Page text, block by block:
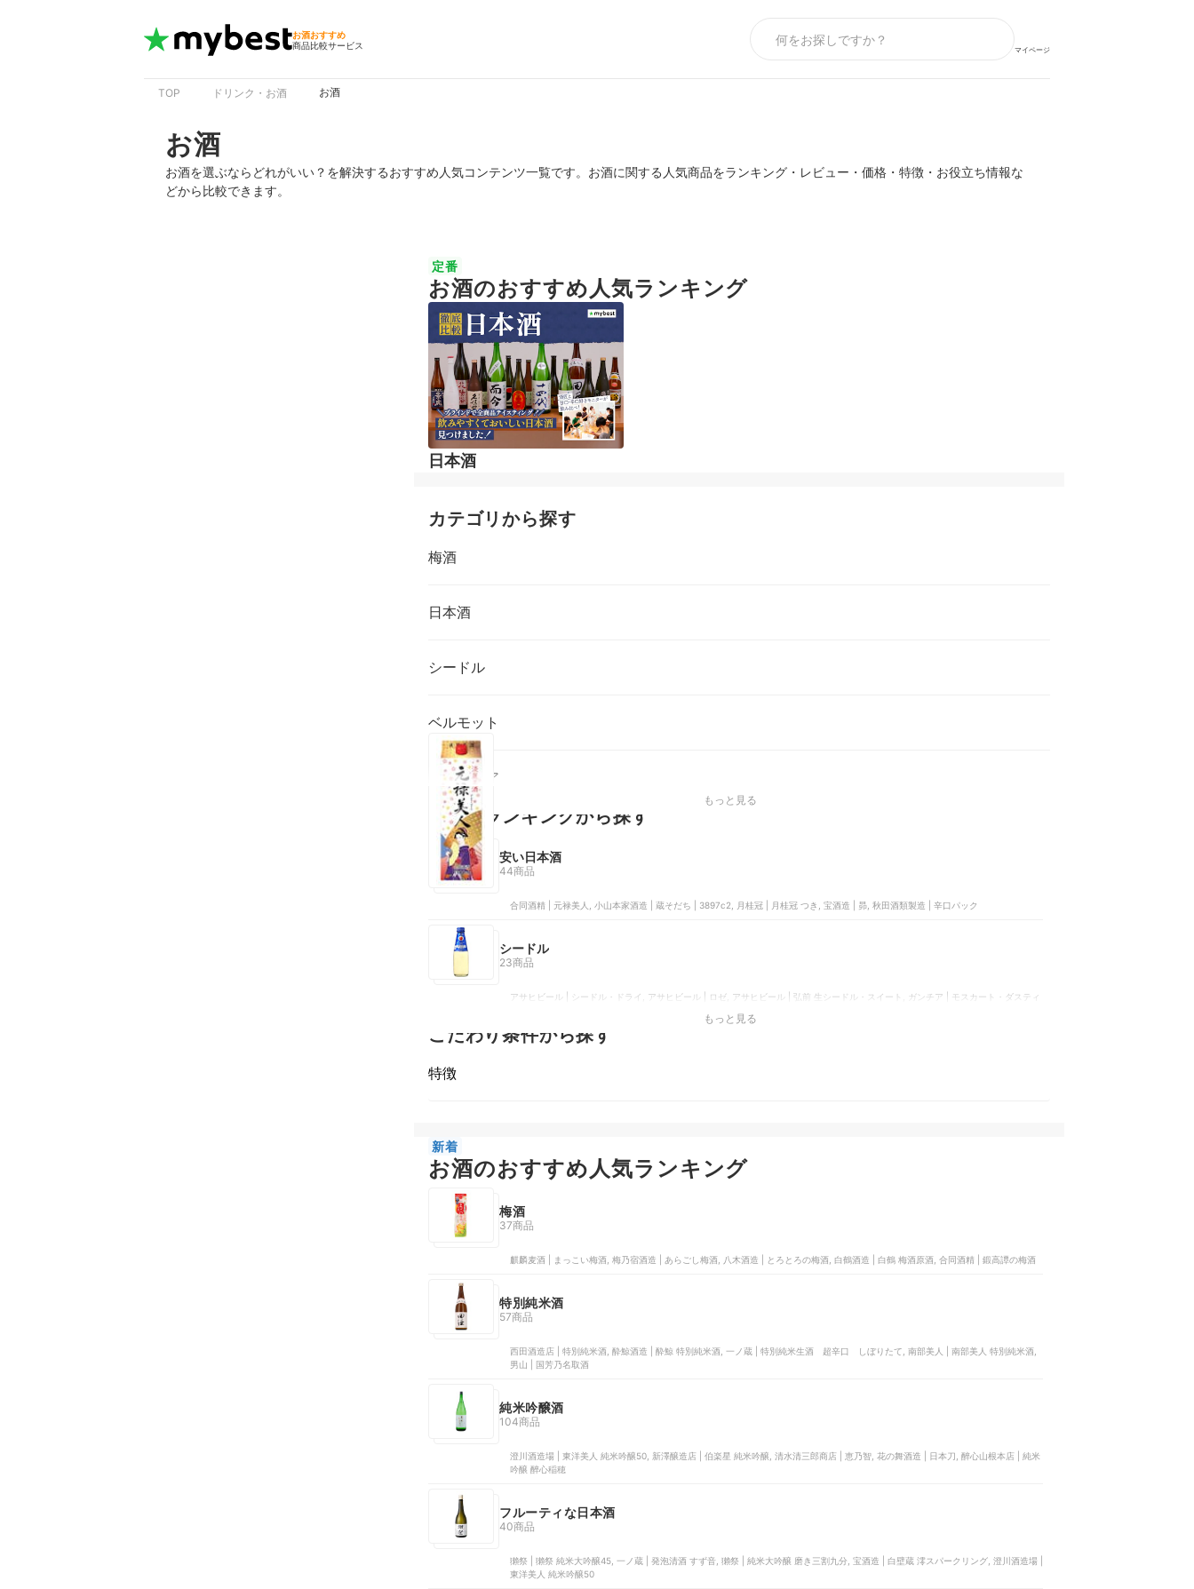
お酒おすすめ
商品比較サービス
マイページ
TOP ドリンク・お酒 お酒
お酒
お酒を選ぶならどれがいい？を解決するおすすめ人気コンテンツ一覧です。お酒に関する人気商品をランキング・レビュー・価格・特徴・お役立ち情報な
どから比較できます。
定番
お酒のおすすめ人気ランキング
日本酒
カテゴリから探す
梅酒
日本酒
シードル
ベルモット
サングリア
もっと見る
主要なランキングから探す
安い日本酒
44商品
合同酒精 | 元禄美人, 小山本家酒造 | 蔵そだち | 3897c2, 月桂冠 | 月桂冠 つき, 宝酒造 | 昴, 秋田酒類製造 | 辛口パック
シードル
23商品
アサヒビール | シードル・ドライ, アサヒビール | ロゼ, アサヒビール | 弘前 生シードル・スイート, ガンチア | モスカート・ダスティ
もっと見る
こだわり条件から探す
特徴
新着
お酒のおすすめ人気ランキング
梅酒
37商品
麒麟麦酒 | まっこい梅酒, 梅乃宿酒造 | あらごし梅酒, 八木酒造 | とろとろの梅酒, 白鶴酒造 | 白鶴 梅酒原酒, 合同酒精 | 鍛高譚の梅酒
特別純米酒
57商品
西田酒造店 | 特別純米酒, 酔鯨酒造 | 酔鯨 特別純米酒, 一ノ蔵 | 特別純米生酒 超辛口 しぼりたて, 南部美人 | 南部美人 特別純米酒,
男山 | 国芳乃名取酒
純米吟醸酒
104商品
澄川酒造場 | 東洋美人 純米吟醸50, 新澤醸造店 | 伯楽星 純米吟醸, 清水清三郎商店 | 恵乃智, 花の舞酒造 | 日本刀, 醉心山根本店 | 純米
吟醸 醉心稲穂
フルーティな日本酒
40商品
獺祭 | 獺祭 純米大吟醸45, 一ノ蔵 | 発泡清酒 すず音, 獺祭 | 純米大吟醸 磨き三割九分, 宝酒造 | 白壁蔵 澪スパークリング, 澄川酒造場 |
東洋美人 純米吟醸50